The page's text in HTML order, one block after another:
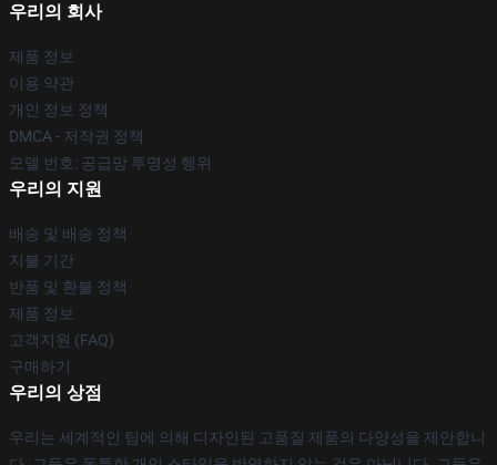
우리의 회사
제품 정보
이용 약관
개인 정보 정책
DMCA - 저작권 정책
모델 번호: 공급망 투명성 행위
우리의 지원
배송 및 배송 정책
지불 기간
반품 및 환불 정책
제품 정보
고객지원 (FAQ)
구매하기
우리의 상점
우리는 세계적인 팀에 의해 디자인된 고품질 제품의 다양성을 제안합니